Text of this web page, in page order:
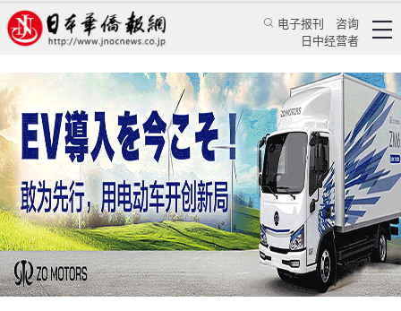
电子报刊
咨询
日中经营者
中国比亚迪发起攻势 亚洲电动汽车市场竞争愈演
愈烈
余诗泉 日本新闻 经济视野
日本华侨报 2023/1/19 12:13:07